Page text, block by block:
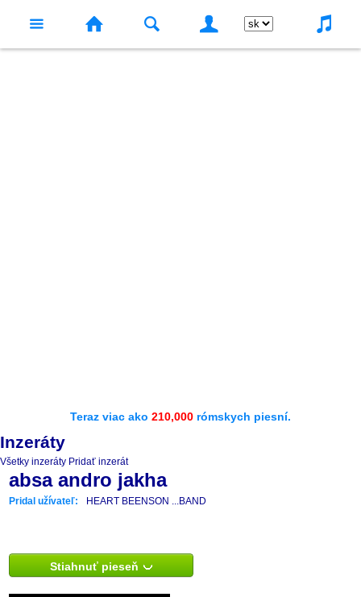
Teraz viac ako 210,000 rómskych piesní.
Inzeráty
Všetky inzeráty Pridať inzerát
absa andro jakha
Pridal užívateľ: HEART BEENSON ...BAND
Stiahnuť pieseň